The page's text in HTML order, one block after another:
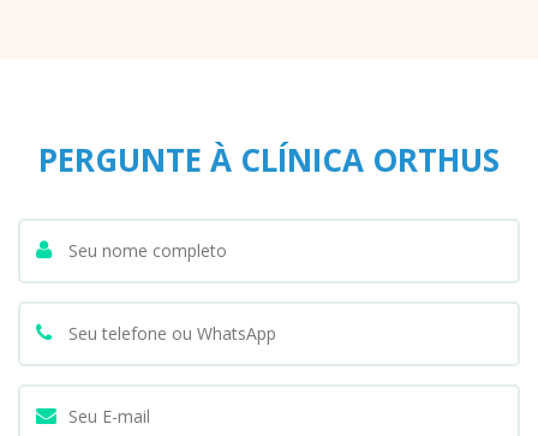
PERGUNTE À CLÍNICA ORTHUS